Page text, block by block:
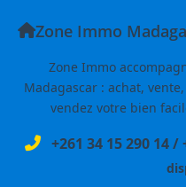
Zone Immo
Zone Immo
Madagascar : achat,
vendez votre bien
+261 34 15 290 14/